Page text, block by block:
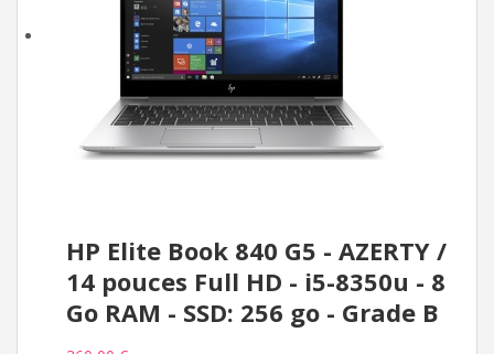
HP Elite Book 840 G5 - AZERTY /
14 pouces Full HD - i5-8350u - 8
Go RAM - SSD: 256 go - Grade B